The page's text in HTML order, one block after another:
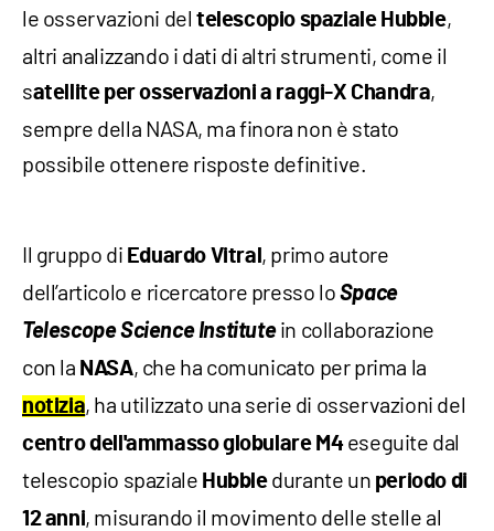
le osservazioni deltelescopio spaziale Hubble,
altri analizzando i dati di altri strumenti, come il
satellite per osservazioni a raggi-X Chandra,
sempre della NASA, ma finora non è stato
possibile ottenere risposte definitive.
Il gruppo di Eduardo Vitral , primo autore
dell’articolo e ricercatore presso loSpace
Telescope Science Institutein collaborazione
con la NASA, che ha comunicato per prima la
notizia, ha utilizzato una serie di osservazioni del
centro dell'ammasso globulare M4eseguite dal
telescopio spaziale Hubbledurante un periodo di
12 anni, misurando il movimento delle stelle al